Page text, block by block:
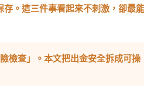
。這三件事看起來不刺激，卻最
檢查」。本文把出金安全拆成可操